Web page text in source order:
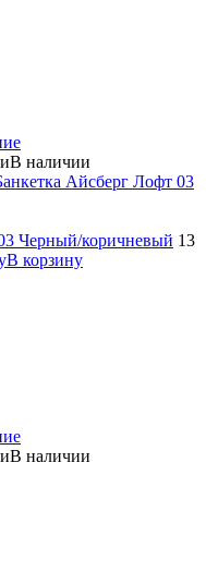
В наличии
Черный/коричневый 13
В корзину
В наличии